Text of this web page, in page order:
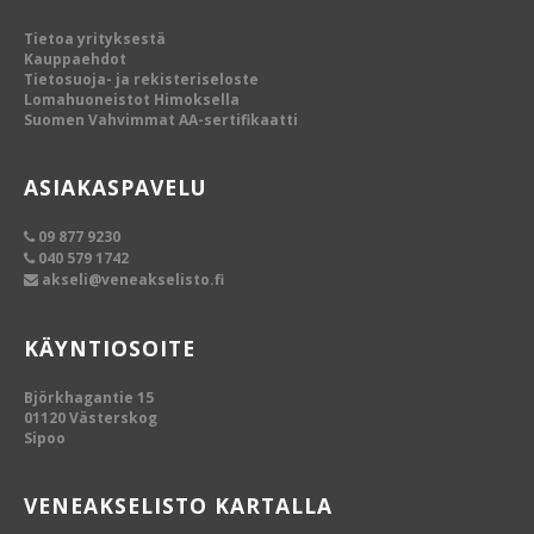
Tietoa yrityksestä
Kauppaehdot
Tietosuoja- ja rekisteriseloste
Lomahuoneistot Himoksella
Suomen Vahvimmat AA-sertifikaatti
ASIAKASPAVELU
09 877 9230
040 579 1742
akseli@veneakselisto.fi
KÄYNTIOSOITE
Björkhagantie 15
01120 Västerskog
Sipoo
VENEAKSELISTO KARTALLA